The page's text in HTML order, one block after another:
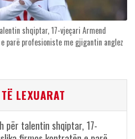
shqiptar, 17-vjeçari Armend
parë profesioniste me gjigantin anglez
LEXUARAT
për talentin shqiptar, 17-